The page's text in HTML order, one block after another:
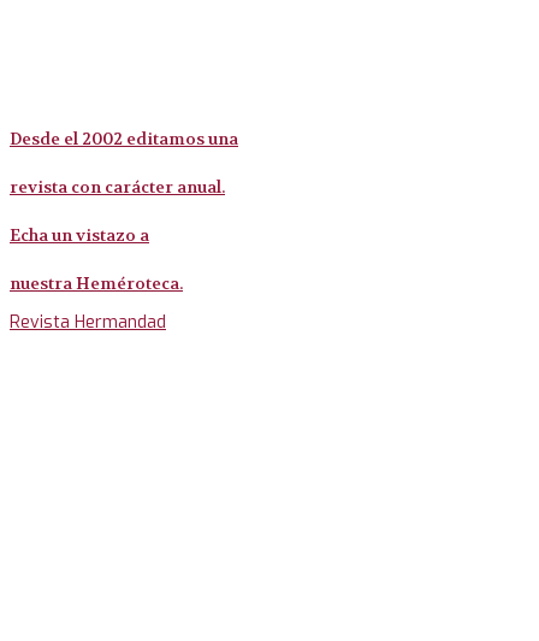
Desde el 2002 editamos una
revista con carácter anual.
Echa un vistazo a
nuestra Heméroteca.
Revista Hermandad